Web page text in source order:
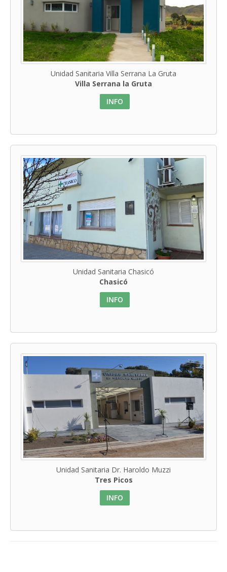
Unidad Sanitaria Villa Serrana La Gruta
Villa Serrana la Gruta
INFO
Unidad Sanitaria Chasicó
Chasicó
INFO
Unidad Sanitaria Dr. Haroldo Muzzi
Tres Picos
INFO